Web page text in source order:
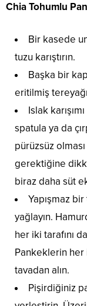
Chia Tohumlu
Bir kasede
tuzu karıştırın.
Başka bir
eritilmiş
Islak
spatula ya da
pürüzsüz
gerektiğine
biraz daha süt
Yapışmaz bir
yağlayın.
her iki tarafını
Pankeklerin her
tavadan alın.
Pişirdiğiniz